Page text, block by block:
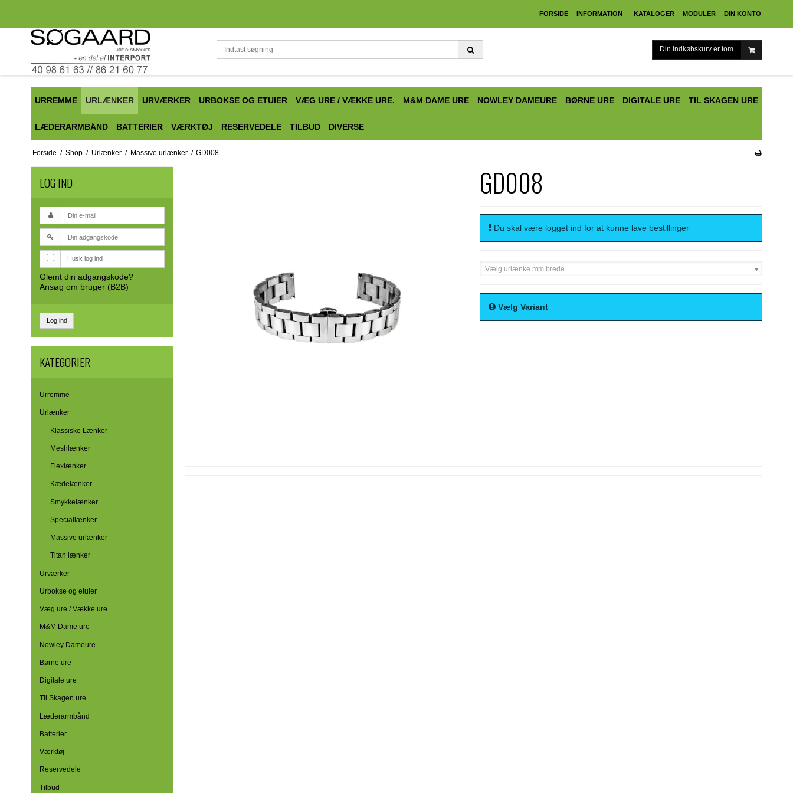
FORSIDE INFORMATION KATALOGER MODULER DIN KONTO
Din indkøbskurv er tom
URREMME URLÆNKER URVÆRKER URBOKSE OG ETUIER VÆG URE / VÆKKE URE. M&M DAME URE NOWLEY DAMEURE BØRNE URE DIGITALE URE TIL SKAGEN URE
LÆDERARMBÅND BATTERIER VÆRKTØJ RESERVEDELE TILBUD DIVERSE
Forside / Shop / Urlænker / Massive urlænker / GD008
LOG IND
Husk log ind
Glemt din adgangskode?
Ansøg om bruger (B2B)
Log ind
KATEGORIER
Urremme
Urlænker
Klassiske Lænker
Meshlænker
Flexlænker
Kædelænker
Smykkelænker
Speciallænker
Massive urlænker
Titan lænker
Urværker
Urbokse og etuier
Væg ure / Vække ure.
M&M Dame ure
Nowley Dameure
Børne ure
Digitale ure
Til Skagen ure
Læderarmbånd
Batterier
Værktøj
Reservedele
Tilbud
GD008
Du skal være logget ind for at kunne lave bestillinger
Vælg urlænke mm brede
Vælg Variant